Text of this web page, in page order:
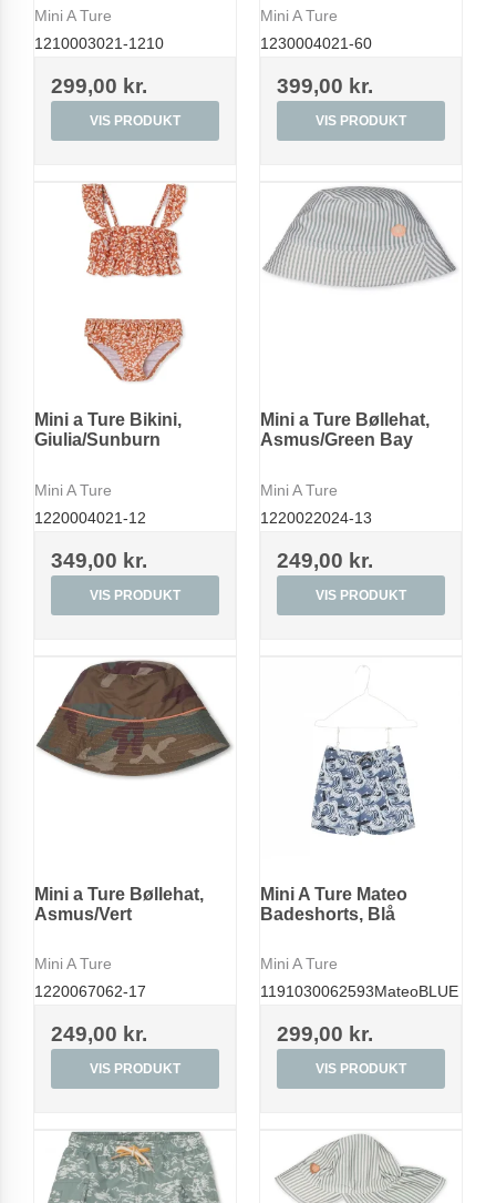
Mini A Ture
1210003021-1210
299,00 kr.
VIS PRODUKT
Mini A Ture
1230004021-60
399,00 kr.
VIS PRODUKT
Mini a Ture Bikini,
Giulia/Sunburn
Mini A Ture
1220004021-12
349,00 kr.
VIS PRODUKT
Mini a Ture Bøllehat,
Asmus/Green Bay
Mini A Ture
1220022024-13
249,00 kr.
VIS PRODUKT
Mini a Ture Bøllehat,
Asmus/Vert
Mini A Ture
1220067062-17
249,00 kr.
VIS PRODUKT
Mini A Ture Mateo
Badeshorts, Blå
Mini A Ture
1191030062593MateoBLUE
299,00 kr.
VIS PRODUKT